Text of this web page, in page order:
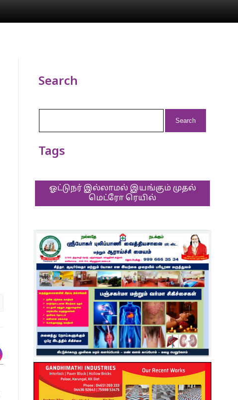
Search
Tags
ஓட்டுநர் இல்லாமல் இயங்கும் முதல்
மெட்ரோ ரெயில்